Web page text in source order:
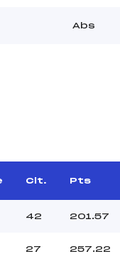
Abs
Clt. Pts
42 201.57
27 257.22